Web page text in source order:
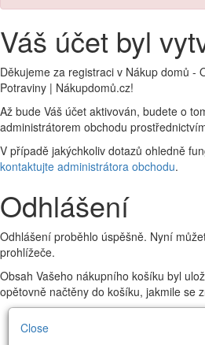
Váš účet byl
Děkujeme za registraci v Nákup domů -
Potraviny | Nákupdomů.cz!
Až bude Váš účet aktivován, budete o
administrátorem obchodu
V případě jakýchkoliv dotazů ohledně
kontaktujte administrátora obchodu.
Odhlášení
Odhlášení proběhlo úspěšně. Nyní
prohlížeče.
Obsah Vašeho nákupního košíku byl
opětovně načtěny do košíku, jakmile se
Close